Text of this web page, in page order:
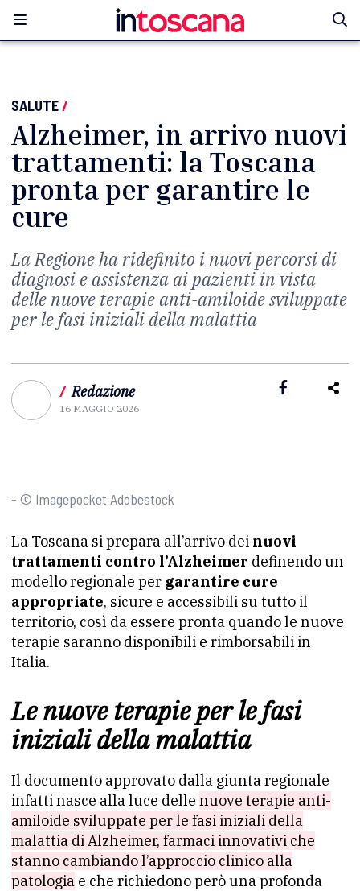
SALUTE/
Alzheimer, in arrivo nuovi
trattamenti: la Toscana
pronta per garantire le
cure
La Regione ha ridefinito i nuovi percorsi di
diagnosi e assistenza ai pazienti in vista
delle nuove terapie anti-amiloide sviluppate
per le fasi iniziali della malattia
/ Redazione
16 MAGGIO 2026
- © Imagepocket Adobestock
La Toscana si prepara all’arrivo dei nuovi
trattamenti contro l’Alzheimer definendo un
modello regionale per garantire cure
appropriate, sicure e accessibili su tutto il
territorio, così da essere pronta quando le nuove
terapie saranno disponibili e rimborsabili in
Italia.
Le nuove terapie per le fasi
iniziali della malattia
Il documento approvato dalla giunta regionale
infatti nasce alla luce delle nuove terapie anti-
amiloide sviluppate per le fasi iniziali della
malattia di Alzheimer, farmaci innovativi che
stanno cambiando l’approccio clinico alla
patologia e che richiedono però una profonda